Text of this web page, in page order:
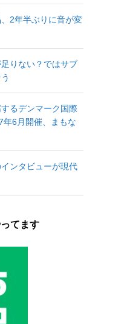
2年半ぶりに音が変
りない？ではサブ
るデンマーク国際
6月開催、まもな
ンタビューが現代
てます